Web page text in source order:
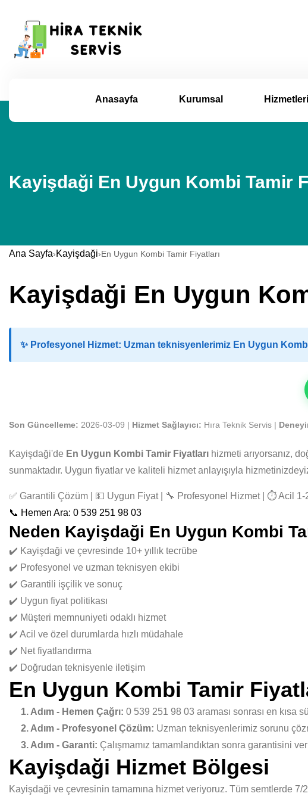
Anasayfa Kurumsal
Kayişdaği En Uygun Kombi Tamir
Ana Sayfa›Kayişdaği›En Uygun Kombi Tamir Fiyatları
Kayişdaği En Uygun
✨ Profesyonel Hizmet: Uzman teknisyenlerimiz En Uygun
Son Güncelleme: 2026-03-09 | Hizmet Sağlayıcı: Hıra Teknik Servis |
Kayişdaği'de En Uygun Kombi Tamir Fiyatları hizmeti arıyorsanız,
sunmaktadır. Uygun fiyatlar ve kaliteli hizmet anlayışıyla
✅ Garantili Çözüm | 💵 Uygun Fiyat | 🔧 Profesyonel Hizmet | ⏱️ Acil 1-
📞 Hemen Ara: 0 539 251 98 03
Neden Kayişdaği En Uygun Kombi
✔️ Kayişdaği ve çevresinde 10+ yıllık tecrübe
✔️ Profesyonel ve uzman teknisyen ekibi
✔️ Garantili işçilik ve sonuç
✔️ Uygun fiyat politikası
✔️ Müşteri memnuniyeti odaklı hizmet
✔️ Acil ve özel durumlarda hızlı müdahale
✔️ Net fiyatlandırma
✔️ Doğrudan teknisyenle iletişim
En Uygun Kombi Tamir
1. Adım - Hemen Çağrı: 0 539 251 98 03 araması sonrası en kısa
2. Adım - Profesyonel Çözüm: Uzman teknisyenlerimiz sorunu
3. Adım - Garanti: Çalışmamız tamamlandıktan sonra garantisini
Kayişdaği Hizmet Bölgesi
Kayişdaği ve çevresinin tamamına hizmet veriyoruz. Tüm semtlerde